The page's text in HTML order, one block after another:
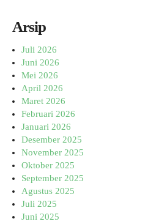
Arsip
Juli 2026
Juni 2026
Mei 2026
April 2026
Maret 2026
Februari 2026
Januari 2026
Desember 2025
November 2025
Oktober 2025
September 2025
Agustus 2025
Juli 2025
Juni 2025